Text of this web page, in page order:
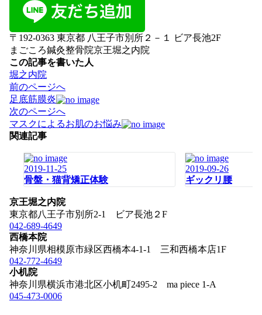
〒192-0363 東京都 八王子市別所２－１ ビア長池2F
まごころ鍼灸整骨院京王堀之内院
この記事を書いた人
堀之内院
投
稿
ナ
ビ
ゲ
前のページへ
足底筋膜炎
次のページへ
マスクによるお肌のお悩み
関連記事
2019-11-25
骨盤・猫背矯正体験
2019-09-26
ギックリ腰
京王堀之内院
東京都八王子市別所2-1 ビア長池２F
042-689-4649
西橋本院
神奈川県相模原市緑区西橋本4-1-1 三和西橋本店1F
042-772-4649
小机院
神奈川県横浜市港北区小机町2495-2 ma piece 1-A
045-473-0006